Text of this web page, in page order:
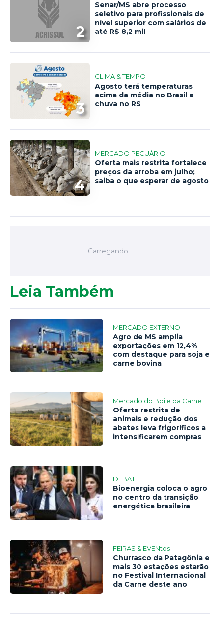
2
Senar/MS abre processo
seletivo para profissionais de
nível superior com salários de
até R$ 8,2 mil
3
CLIMA & TEMPO
Agosto terá temperaturas
acima da média no Brasil e
chuva no RS
4
MERCADO PECUÁRIO
Oferta mais restrita fortalece
preços da arroba em julho;
saiba o que esperar de agosto
Leia Também
MERCADO EXTERNO
Agro de MS amplia
exportações em 12,4%
com destaque para soja e
carne bovina
Mercado do Boi e da Carne
Oferta restrita de
animais e redução dos
abates leva frigoríficos a
intensificarem compras
DEBATE
Bioenergia coloca o agro
no centro da transição
energética brasileira
FEIRAS & EVENtos
Churrasco da Patagônia e
mais 30 estações estarão
no Festival Internacional
da Carne deste ano